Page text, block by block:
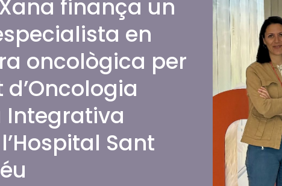
finança un
en
oncològica per
Integrativa
Sant